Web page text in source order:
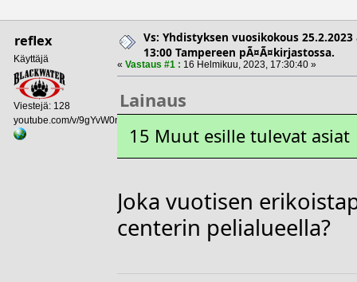
reflex
Käyttäjä
Viestejä: 128
youtube.com/v/9gYvW0nwkwM
Vs: Yhdistyksen vuosikokous
13:00 Tampereen pÃ¤Ã¤kirjastossa.
« Vastaus #1 : 16 Helmikuu, 2023, 17:30:40 »
Lainaus
15 Muut esille tulevat asiat
Joka vuotisen
centerin pelialueella?